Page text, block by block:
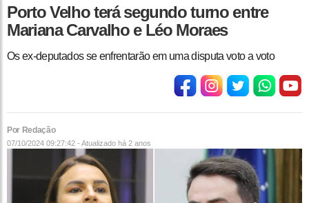
Porto Velho terá segundo turno entre
Mariana Carvalho e Léo Moraes
Os ex-deputados se enfrentarão em uma disputa voto a voto
Por Redação
07/10/2024 09:27:42 - Atualizado há 2 anos